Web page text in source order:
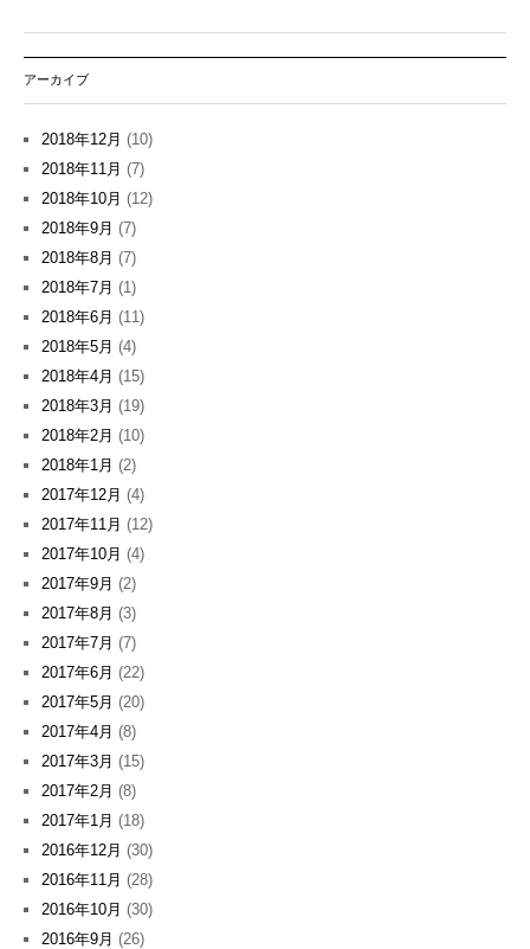
アーカイブ
2018年12月 (10)
2018年11月 (7)
2018年10月 (12)
2018年9月 (7)
2018年8月 (7)
2018年7月 (1)
2018年6月 (11)
2018年5月 (4)
2018年4月 (15)
2018年3月 (19)
2018年2月 (10)
2018年1月 (2)
2017年12月 (4)
2017年11月 (12)
2017年10月 (4)
2017年9月 (2)
2017年8月 (3)
2017年7月 (7)
2017年6月 (22)
2017年5月 (20)
2017年4月 (8)
2017年3月 (15)
2017年2月 (8)
2017年1月 (18)
2016年12月 (30)
2016年11月 (28)
2016年10月 (30)
2016年9月 (26)